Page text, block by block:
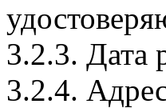
3.2.3. Дата
3.2.4.